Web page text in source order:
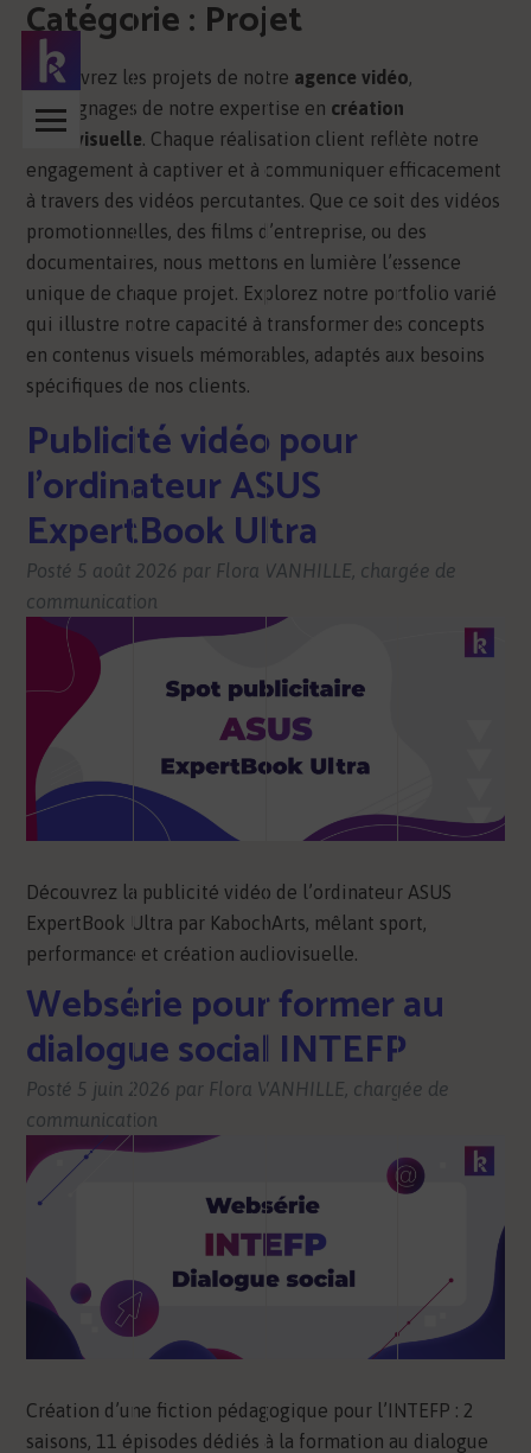
Catégorie : Projet
Découvrez les projets de notre agence vidéo,
témoignages de notre expertise en création
audiovisuelle. Chaque réalisation client reflète notre
engagement à captiver et à communiquer efficacement
à travers des vidéos percutantes. Que ce soit des vidéos
promotionnelles, des films d’entreprise, ou des
documentaires, nous mettons en lumière l’essence
unique de chaque projet. Explorez notre portfolio varié
qui illustre notre capacité à transformer des concepts
en contenus visuels mémorables, adaptés aux besoins
spécifiques de nos clients.
Publicité vidéo pour
l’ordinateur ASUS
ExpertBook Ultra
Posté 5 août 2026 par Flora VANHILLE, chargée de
communication
Découvrez la publicité vidéo de l’ordinateur ASUS
ExpertBook Ultra par KabochArts, mêlant sport,
performance et création audiovisuelle.
Websérie pour former au
dialogue social INTEFP
Posté 5 juin 2026 par Flora VANHILLE, chargée de
communication
Création d’une fiction pédagogique pour l’INTEFP : 2
saisons, 11 épisodes dédiés à la formation au dialogue